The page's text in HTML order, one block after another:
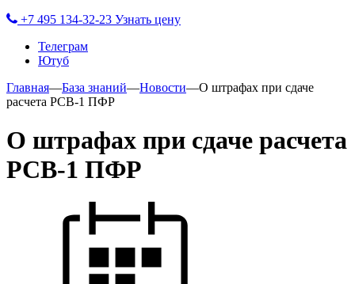
+7 495 134-32-23 Узнать цену
Телеграм
Ютуб
Главная—База знаний—Новости—О штрафах при сдаче
расчета РСВ-1 ПФР
О штрафах при сдаче расчета
РСВ-1 ПФР